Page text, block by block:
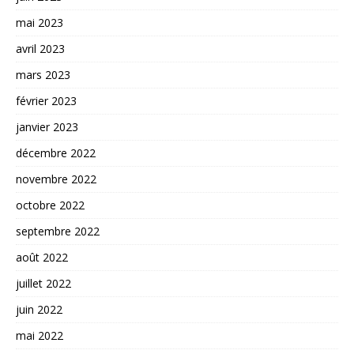
mai 2023
avril 2023
mars 2023
février 2023
janvier 2023
décembre 2022
novembre 2022
octobre 2022
septembre 2022
août 2022
juillet 2022
juin 2022
mai 2022